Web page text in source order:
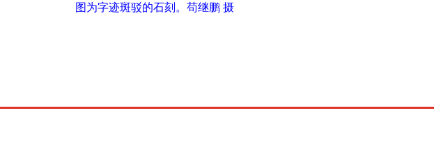
图为字迹斑驳的石刻。苟继鹏 摄